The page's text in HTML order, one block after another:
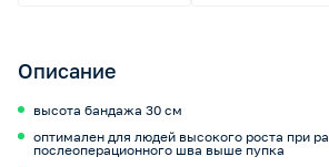
Описание
высота бандажа 30 см
оптимален для людей высокого роста при
послеоперационного шва выше пупка